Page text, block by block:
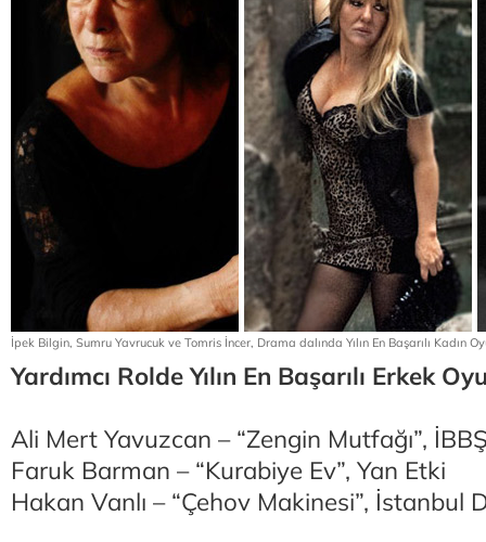
İpek Bilgin, Sumru Yavrucuk ve Tomris İncer, Drama dalında Yılın En Başarılı Kadın
Yardımcı Rolde Yılın En Başarılı Erkek
Ali Mert Yavuzcan – “Zengin Mutfağı”,
Faruk Barman – “Kurabiye Ev”, Yan Etki
Hakan Vanlı – “Çehov Makinesi”, İstanbul